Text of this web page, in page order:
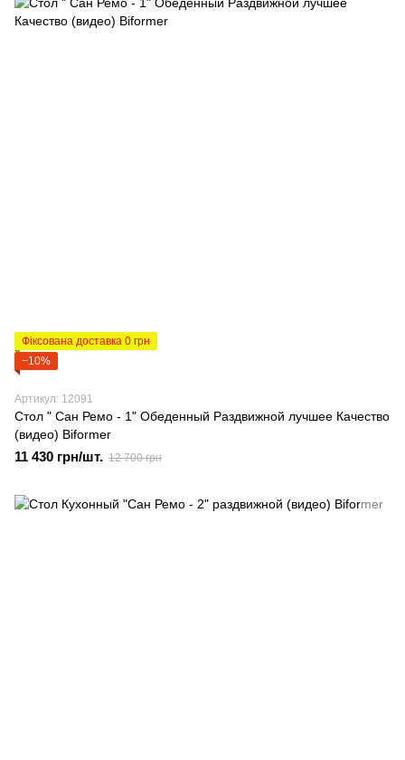
Фіксована доставка 0 грн
−10%
Артикул: 12091
Стол " Сан Ремо - 1" Обеденный Раздвижной лучшее Качество
(видео) Biformer
11 430 грн/шт. 12 700 грн